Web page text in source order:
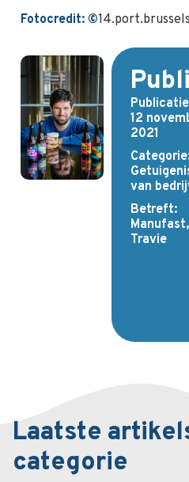
Fotocredit: ©14.port.brussels
12
2021
van
Betreft:
Manufast,
Travie
Laatste
categorie